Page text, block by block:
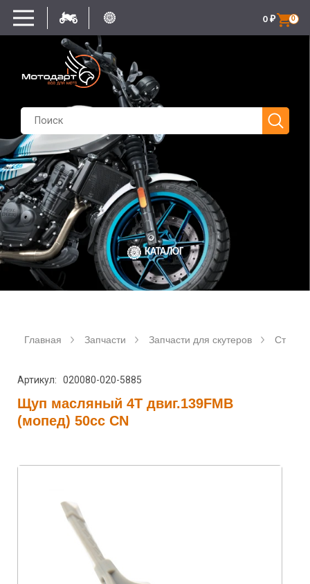
0
0 ₽
КАТАЛОГ
Главная Запчасти Запчасти для скутеров
Артикул: 020080-020-5885
Щуп масляный 4T двиг.139FMB
(мопед) 50сс CN